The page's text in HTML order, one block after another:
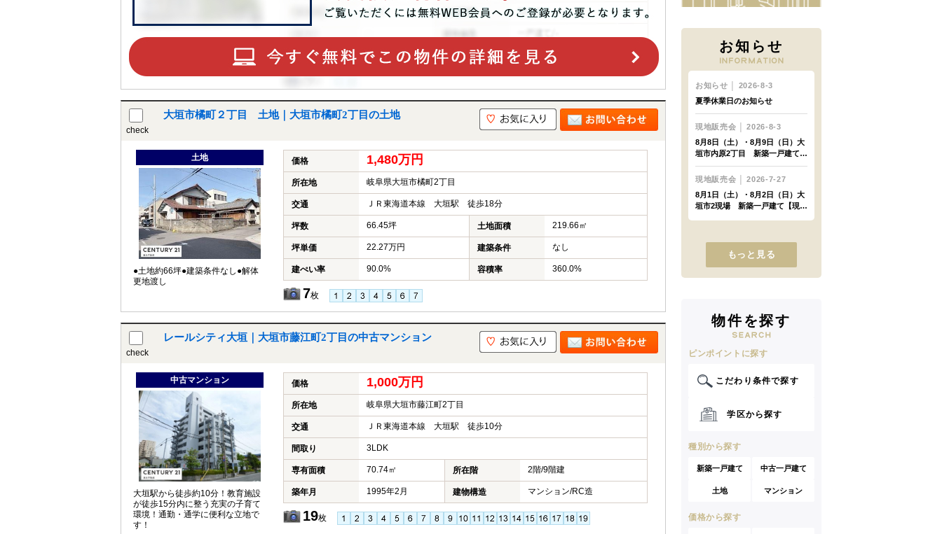
check
大垣市橘町２丁目 土地｜大垣市橘町2丁目の土地
土地
●土地約66坪●建築条件なし●解体
更地渡し
価格 1,480万円
所在地 岐阜県大垣市橘町2丁目
交通 ＪＲ東海道本線 大垣駅 徒歩18分
坪数 66.45坪 土地面積 219.66㎡
坪単価 22.27万円 建築条件 なし
建ぺい率 90.0% 容積率 360.0%
7枚
check
レールシティ大垣｜大垣市藤江町2丁目の中古マンション
中古マンション
大垣駅から徒歩約10分！教育施設
が徒歩15分内に整う充実の子育て
環境！通勤・通学に便利な立地で
す！
価格 1,000万円
所在地 岐阜県大垣市藤江町2丁目
交通 ＪＲ東海道本線 大垣駅 徒歩10分
間取り 3LDK
専有面積 70.74㎡ 所在階 2階/9階建
築年月 1995年2月 建物構造 マンション/RC造
19枚
お知らせ
もっと見る
物件を探す
ピンポイントに探す
こだわり条件で探す
学区から探す
種別から探す
新築一戸建て 中古一戸建て
土地 マンション
価格から探す